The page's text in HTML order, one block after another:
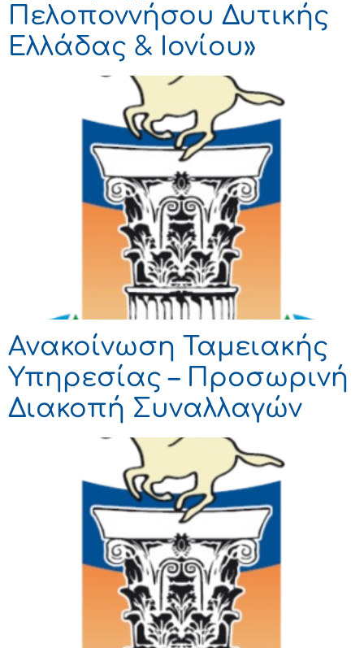
Πελοποννήσου Δυτικής
Ελλάδας & Ιονίου»
Ανακοίνωση Ταμειακής
Υπηρεσίας – Προσωρινή
Διακοπή Συναλλαγών